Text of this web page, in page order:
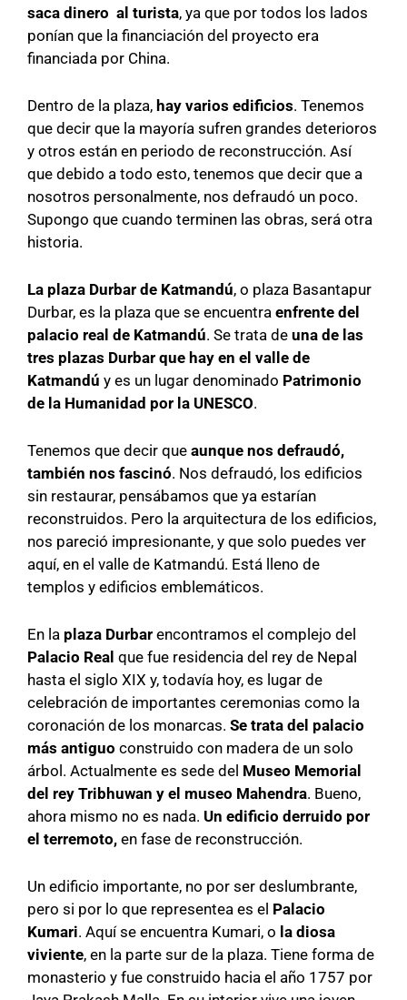
saca dinero al turista, ya que por todos los lados
ponían que la financiación del proyecto era
financiada por China.
Dentro de la plaza, hay varios edificios. Tenemos
que decir que la mayoría sufren grandes deterioros
y otros están en periodo de reconstrucción. Así
que debido a todo esto, tenemos que decir que a
nosotros personalmente, nos defraudó un poco.
Supongo que cuando terminen las obras, será otra
historia.
La plaza Durbar de Katmandú, o plaza Basantapur
Durbar, es la plaza que se encuentra enfrente del
palacio real de Katmandú. Se trata de una de las
tres plazas Durbar que hay en el valle de
Katmandú y es un lugar denominado Patrimonio
de la Humanidad por la UNESCO.
Tenemos que decir que aunque nos defraudó,
también nos fascinó. Nos defraudó, los edificios
sin restaurar, pensábamos que ya estarían
reconstruidos. Pero la arquitectura de los edificios,
nos pareció impresionante, y que solo puedes ver
aquí, en el valle de Katmandú. Está lleno de
templos y edificios emblemáticos.
En la plaza Durbar encontramos el complejo del
Palacio Real que fue residencia del rey de Nepal
hasta el siglo XIX y, todavía hoy, es lugar de
celebración de importantes ceremonias como la
coronación de los monarcas. Se trata del palacio
más antiguo construido con madera de un solo
árbol. Actualmente es sede del Museo Memorial
del rey Tribhuwan y el museo Mahendra. Bueno,
ahora mismo no es nada. Un edificio derruido por
el terremoto, en fase de reconstrucción.
Un edificio importante, no por ser deslumbrante,
pero si por lo que representea es el Palacio
Kumari. Aquí se encuentra Kumari, o la diosa
viviente, en la parte sur de la plaza. Tiene forma de
monasterio y fue construido hacia el año 1757 por